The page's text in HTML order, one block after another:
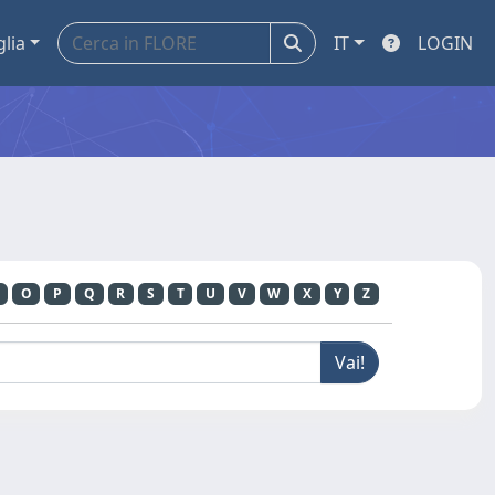
IT LOGIN
O P Q R S T U V W X Y Z